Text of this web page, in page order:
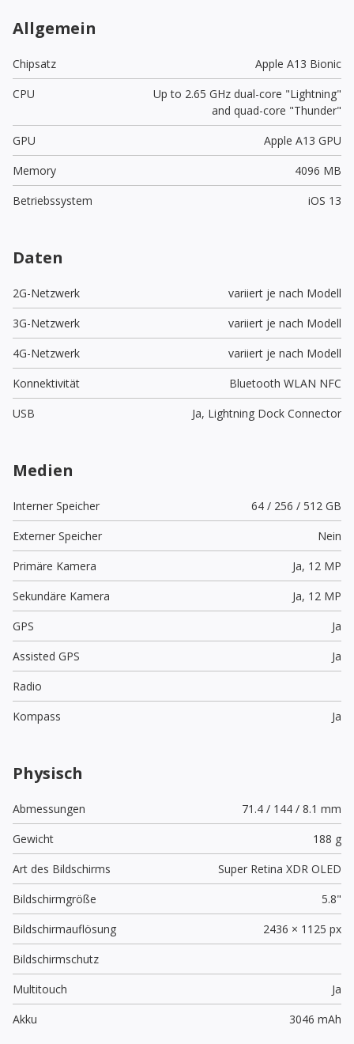
Allgemein
Chipsatz
Apple A13 Bionic
CPU
Up to 2.65 GHz dual-core "Lightning"
and quad-core "Thunder"
GPU
Apple A13 GPU
Memory
4096 MB
Betriebssystem
iOS 13
Daten
2G-Netzwerk
variiert je nach Modell
3G-Netzwerk
variiert je nach Modell
4G-Netzwerk
variiert je nach Modell
Konnektivität
Bluetooth WLAN NFC
USB
Ja, Lightning Dock Connector
Medien
Interner Speicher
64 / 256 / 512 GB
Externer Speicher
Nein
Primäre Kamera
Ja, 12 MP
Sekundäre Kamera
Ja, 12 MP
GPS
Ja
Assisted GPS
Ja
Radio
Kompass
Ja
Physisch
Abmessungen
71.4 / 144 / 8.1 mm
Gewicht
188 g
Art des Bildschirms
Super Retina XDR OLED
Bildschirmgröße
5.8"
Bildschirmauflösung
2436 × 1125 px
Bildschirmschutz
Multitouch
Ja
Akku
3046 mAh